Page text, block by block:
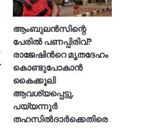
ആംബുലൻസിന്റെ
പേരിൽ പണപ്പിരിവ്?
രാജേഷിന്‍റെ മൃതദേഹം
കൊണ്ടുപോകാൻ
കൈക്കൂലി
ആവശ്യപ്പെട്ടു,
പയ്യന്നൂർ
തഹസിൽദാർക്കെതിരെ